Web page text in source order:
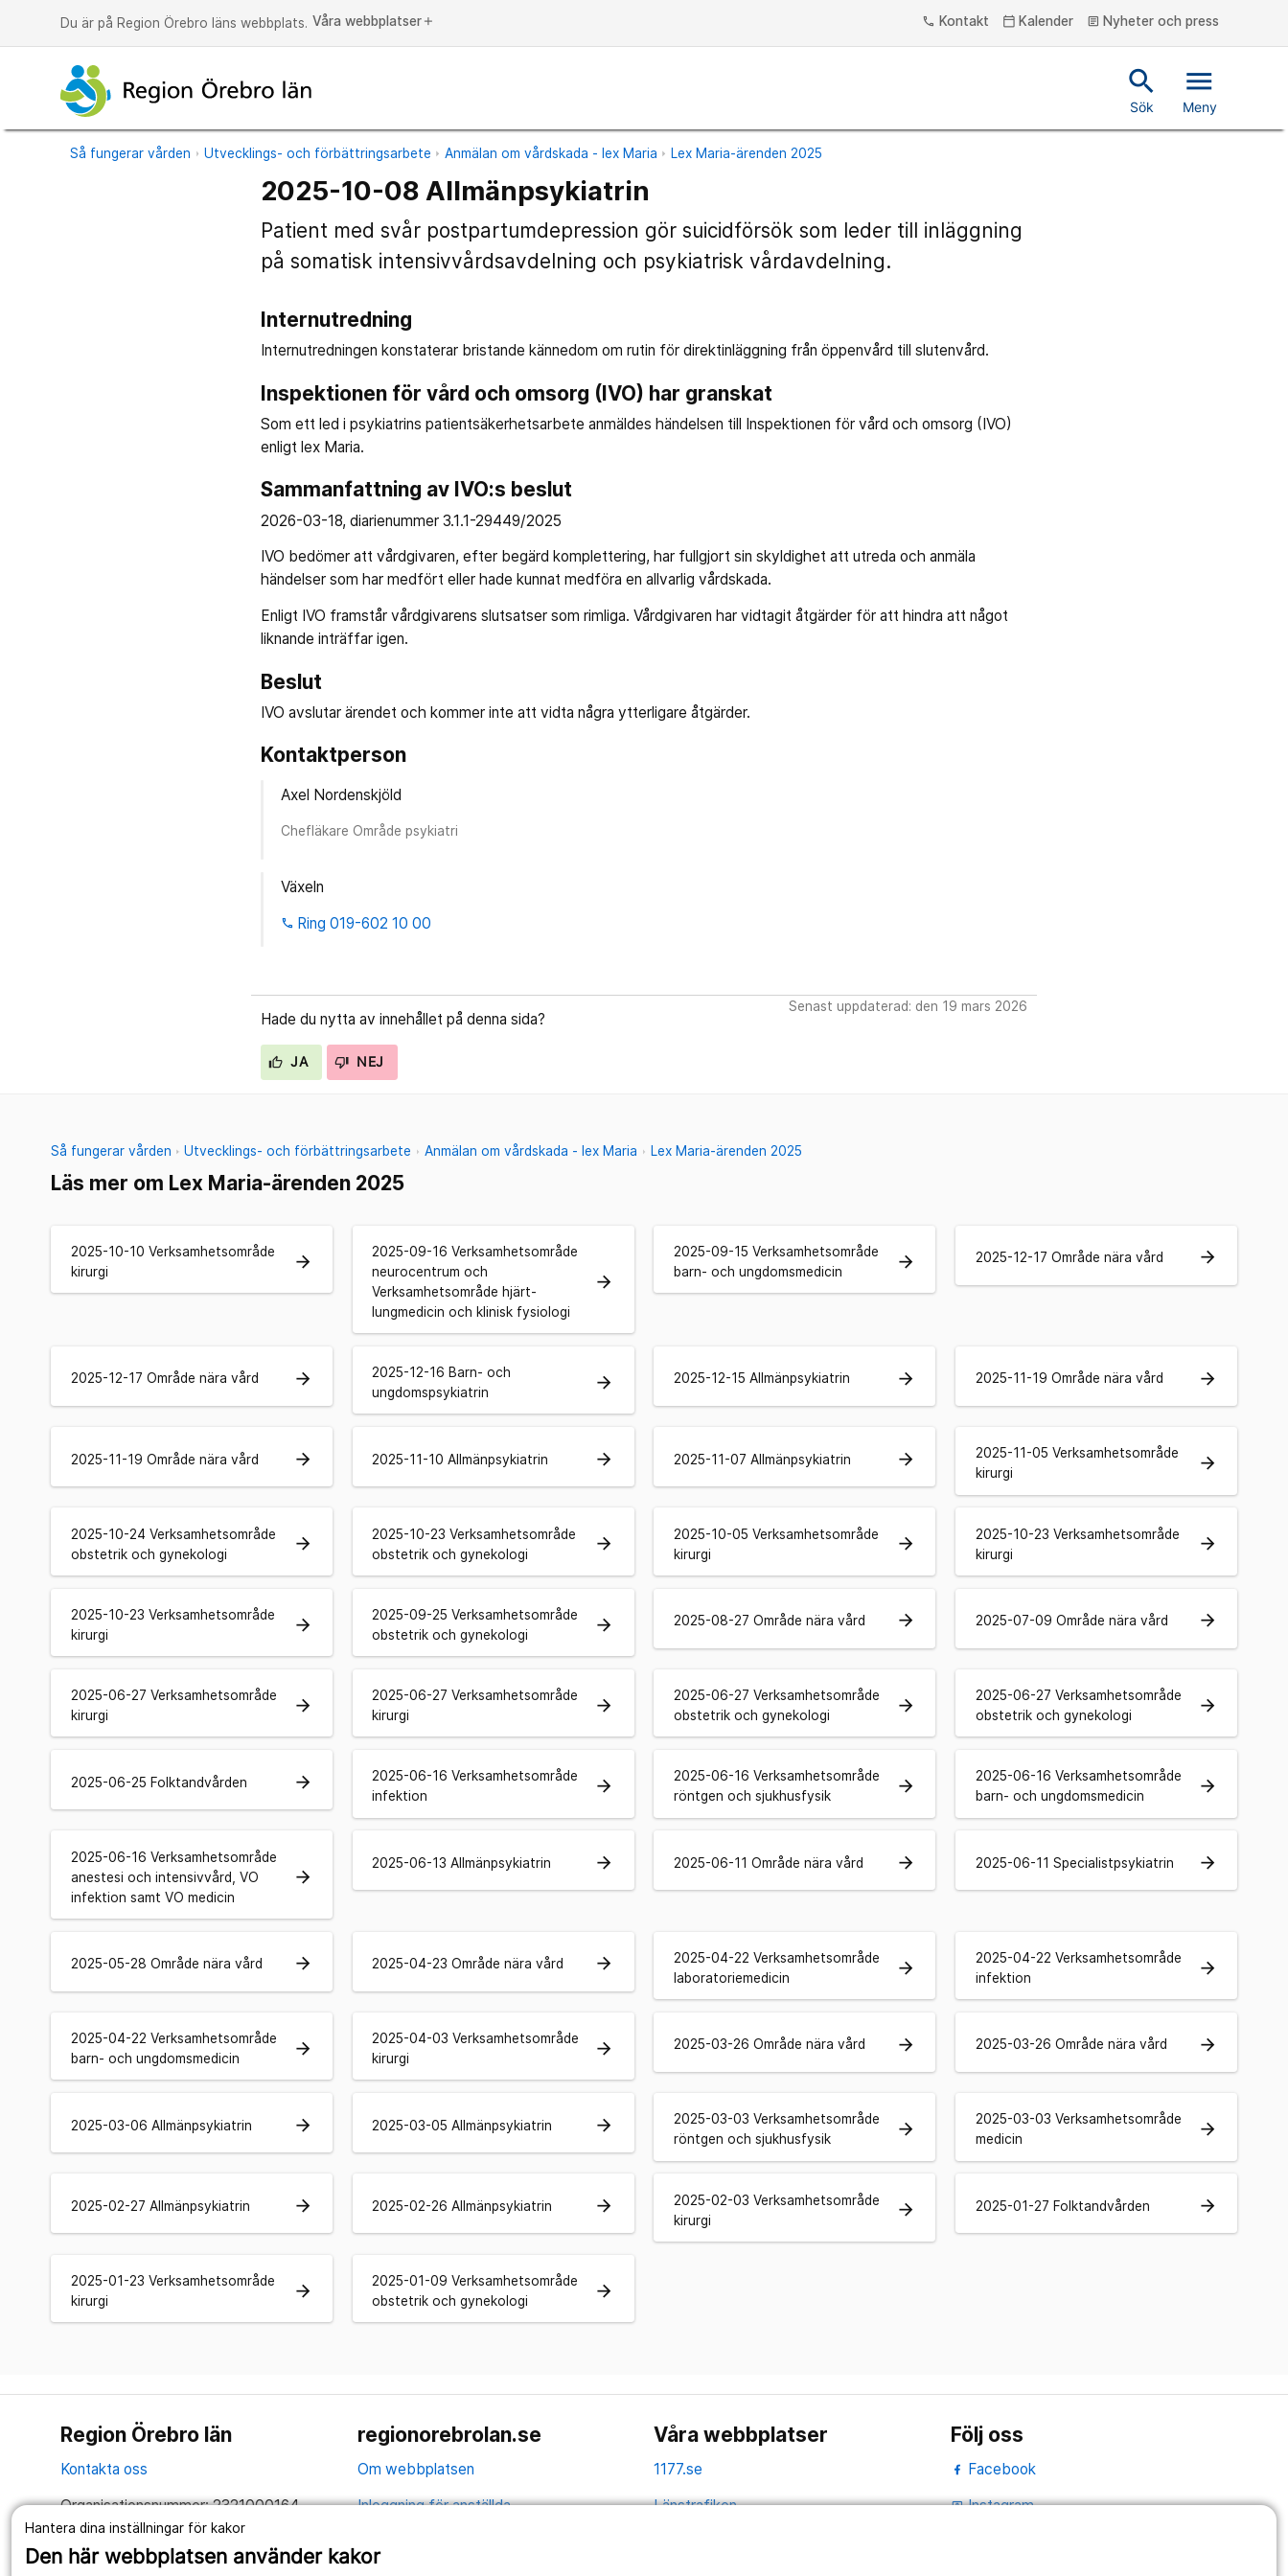
Hantera dina inställningar för kakor
Den här webbplatsen använder kakor
Du är på Region Örebro läns webbplats. Våra webbplatser add phone Kontakt calendar_today Kalender article Nyheter och press
search
Sök
menu
Meny
Så fungerar vården Utvecklings- och förbättringsarbete Anmälan om vårdskada - lex Maria Lex Maria-ärenden 2025
2025-10-08 Allmänpsykiatrin
Patient med svår postpartumdepression gör suicidförsök som leder till inläggning
på somatisk intensivvårdsavdelning och psykiatrisk vårdavdelning.
Internutredning
Internutredningen konstaterar bristande kännedom om rutin för direktinläggning från öppenvård till slutenvård.
Inspektionen för vård och omsorg (IVO) har granskat
Som ett led i psykiatrins patientsäkerhetsarbete anmäldes händelsen till Inspektionen för vård och omsorg (IVO)
enligt lex Maria.
Sammanfattning av IVO:s beslut
2026-03-18, diarienummer 3.1.1-29449/2025
IVO bedömer att vårdgivaren, efter begärd komplettering, har fullgjort sin skyldighet att utreda och anmäla
händelser som har medfört eller hade kunnat medföra en allvarlig vårdskada.
Enligt IVO framstår vårdgivarens slutsatser som rimliga. Vårdgivaren har vidtagit åtgärder för att hindra att något
liknande inträffar igen.
Beslut
IVO avslutar ärendet och kommer inte att vidta några ytterligare åtgärder.
Kontaktperson
Axel Nordenskjöld
Chefläkare Område psykiatri
Växeln
phone Ring 019-602 10 00
Hade du nytta av innehållet på denna sida?
JA NEJ
Senast uppdaterad: den 19 mars 2026
Så fungerar vården Utvecklings- och förbättringsarbete Anmälan om vårdskada - lex Maria Lex Maria-ärenden 2025
Läs mer om Lex Maria-ärenden 2025
2025-10-10 Verksamhetsområde
kirurgi
arrow_forward
2025-09-16 Verksamhetsområde
neurocentrum och
Verksamhetsområde hjärt-
lungmedicin och klinisk fysiologi
arrow_forward
2025-09-15 Verksamhetsområde
barn- och ungdomsmedicin
arrow_forward 2025-12-17 Område nära vård arrow_forward
2025-12-17 Område nära vård arrow_forward
2025-12-16 Barn- och
ungdomspsykiatrin
arrow_forward 2025-12-15 Allmänpsykiatrin arrow_forward 2025-11-19 Område nära vård arrow_forward
2025-11-19 Område nära vård arrow_forward 2025-11-10 Allmänpsykiatrin arrow_forward 2025-11-07 Allmänpsykiatrin arrow_forward
2025-11-05 Verksamhetsområde
kirurgi
arrow_forward
2025-10-24 Verksamhetsområde
obstetrik och gynekologi
arrow_forward
2025-10-23 Verksamhetsområde
obstetrik och gynekologi
arrow_forward
2025-10-05 Verksamhetsområde
kirurgi
arrow_forward
2025-10-23 Verksamhetsområde
kirurgi
arrow_forward
2025-10-23 Verksamhetsområde
kirurgi
arrow_forward
2025-09-25 Verksamhetsområde
obstetrik och gynekologi
arrow_forward 2025-08-27 Område nära vård arrow_forward 2025-07-09 Område nära vård arrow_forward
2025-06-27 Verksamhetsområde
kirurgi
arrow_forward
2025-06-27 Verksamhetsområde
kirurgi
arrow_forward
2025-06-27 Verksamhetsområde
obstetrik och gynekologi
arrow_forward
2025-06-27 Verksamhetsområde
obstetrik och gynekologi
arrow_forward
2025-06-25 Folktandvården arrow_forward
2025-06-16 Verksamhetsområde
infektion
arrow_forward
2025-06-16 Verksamhetsområde
röntgen och sjukhusfysik
arrow_forward
2025-06-16 Verksamhetsområde
barn- och ungdomsmedicin
arrow_forward
2025-06-16 Verksamhetsområde
anestesi och intensivvård, VO
infektion samt VO medicin
arrow_forward
2025-06-13 Allmänpsykiatrin arrow_forward 2025-06-11 Område nära vård arrow_forward 2025-06-11 Specialistpsykiatrin arrow_forward
2025-05-28 Område nära vård arrow_forward 2025-04-23 Område nära vård arrow_forward
2025-04-22 Verksamhetsområde
laboratoriemedicin
arrow_forward
2025-04-22 Verksamhetsområde
infektion
arrow_forward
2025-04-22 Verksamhetsområde
barn- och ungdomsmedicin
arrow_forward
2025-04-03 Verksamhetsområde
kirurgi
arrow_forward 2025-03-26 Område nära vård arrow_forward 2025-03-26 Område nära vård arrow_forward
2025-03-06 Allmänpsykiatrin arrow_forward 2025-03-05 Allmänpsykiatrin arrow_forward
2025-03-03 Verksamhetsområde
röntgen och sjukhusfysik
arrow_forward
2025-03-03 Verksamhetsområde
medicin
arrow_forward
2025-02-27 Allmänpsykiatrin arrow_forward 2025-02-26 Allmänpsykiatrin arrow_forward
2025-02-03 Verksamhetsområde
kirurgi
arrow_forward 2025-01-27 Folktandvården arrow_forward
2025-01-23 Verksamhetsområde
kirurgi
arrow_forward
2025-01-09 Verksamhetsområde
obstetrik och gynekologi
arrow_forward
Region Örebro län
Kontakta oss
Organisationsnummer: 2321000164
Tillsammans skapar vi ett bättre liv
regionorebrolan.se
Om webbplatsen
Inloggning för anställda
Våra webbplatser
1177.se
Länstrafiken
Följ oss
Facebook
portraitInstagram